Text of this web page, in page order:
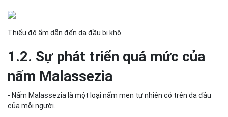
Thiếu độ ẩm dẫn đến da đầu bị khô
1.2. Sự phát triển quá mức của
nấm Malassezia
- Nấm Malassezia là một loại nấm men tự nhiên có trên da đầu
của mỗi người.